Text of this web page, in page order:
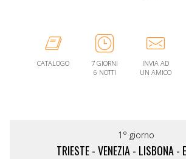
CATALOGO
7 GIORNI
6 NOTTI
INVIA AD
UN AMICO
1° giorno
TRIESTE - VENEZIA - LISBONA -